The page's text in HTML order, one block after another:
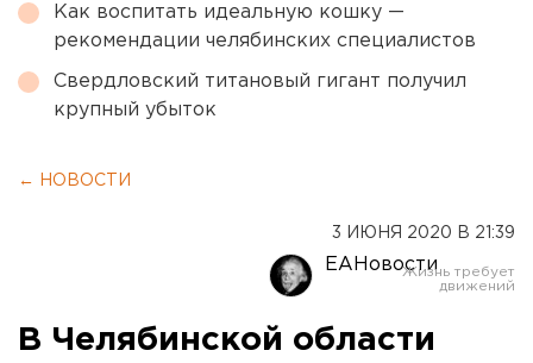
Как воспитать идеальную кошку —
рекомендации челябинских специалистов
Свердловский титановый гигант получил
крупный убыток
← НОВОСТИ
3 ИЮНЯ 2020 В 21:39
ЕАНовости
В Челябинской области